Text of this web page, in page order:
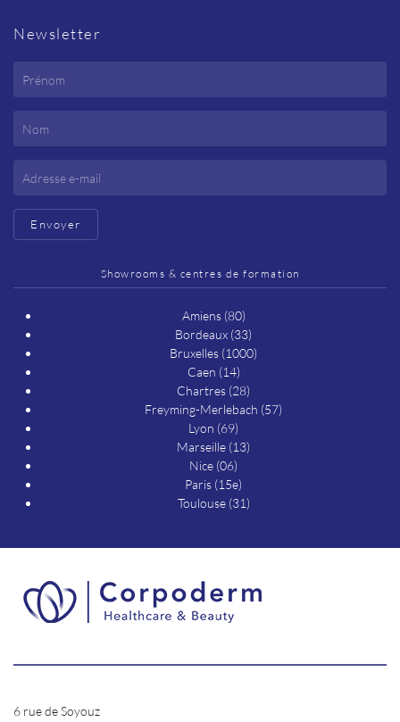
Newsletter
Envoyer
Showrooms & centres de formation
Amiens (80)
Bordeaux (33)
Bruxelles (1000)
Caen (14)
Chartres (28)
Freyming-Merlebach (57)
Lyon (69)
Marseille (13)
Nice (06)
Paris (15e)
Toulouse (31)
6 rue de Soyouz